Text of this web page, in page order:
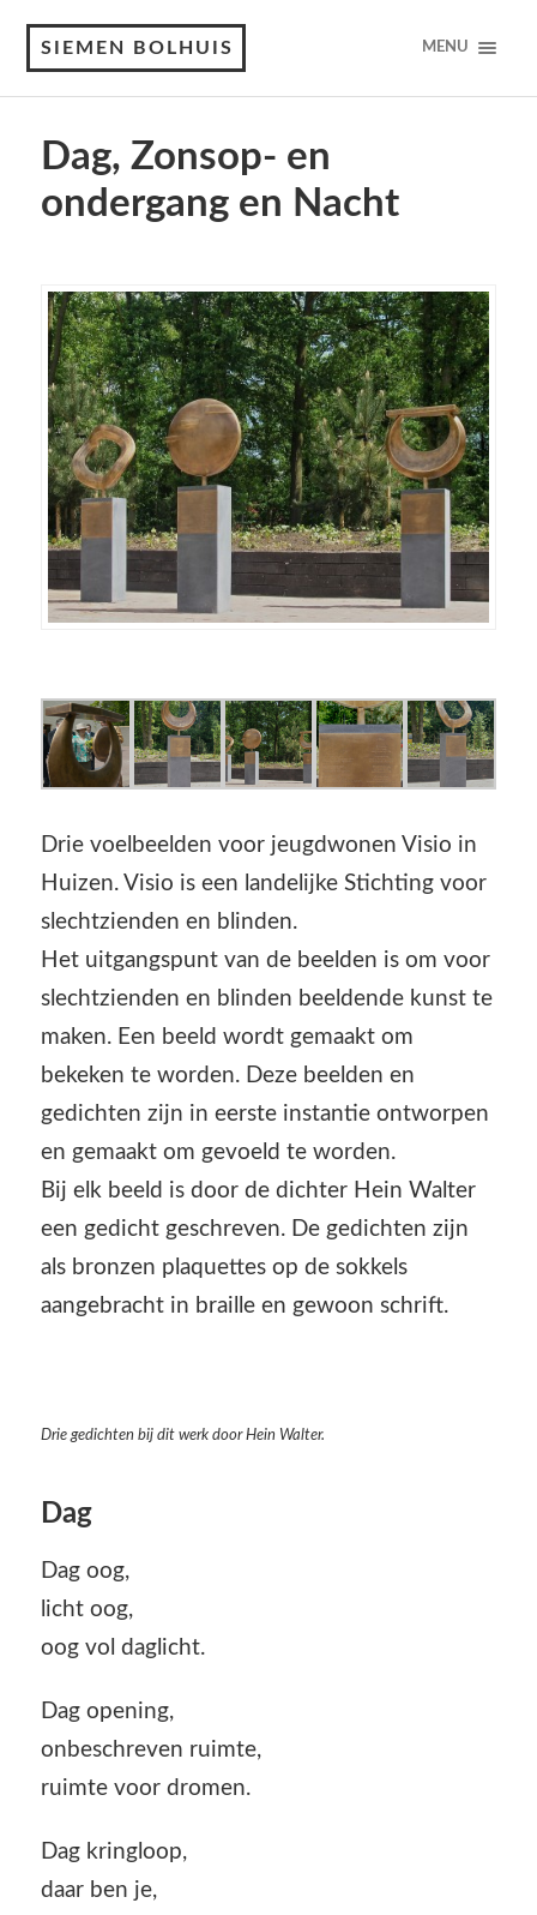
SIEMEN BOLHUIS MENU
Dag, Zonsop- en
ondergang en Nacht
Drie voelbeelden voor jeugdwonen Visio in
Huizen. Visio is een landelijke Stichting voor
slechtzienden en blinden.
Het uitgangspunt van de beelden is om voor
slechtzienden en blinden beeldende kunst te
maken. Een beeld wordt gemaakt om
bekeken te worden. Deze beelden en
gedichten zijn in eerste instantie ontworpen
en gemaakt om gevoeld te worden.
Bij elk beeld is door de dichter Hein Walter
een gedicht geschreven. De gedichten zijn
als bronzen plaquettes op de sokkels
aangebracht in braille en gewoon schrift.
Drie gedichten bij dit werk door Hein Walter.
Dag
Dag oog,
licht oog,
oog vol daglicht.
Dag opening,
onbeschreven ruimte,
ruimte voor dromen.
Dag kringloop,
daar ben je,